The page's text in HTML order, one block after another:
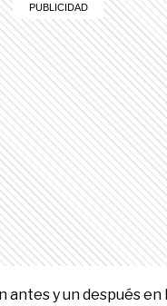
antes y un después